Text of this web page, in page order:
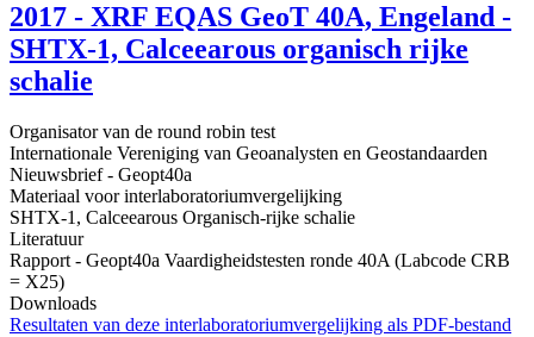
2017 - XRF EQAS GeoT 40A, Engeland -
SHTX-1, Calceearous organisch rijke
schalie
Organisator van de round robin test
Internationale Vereniging van Geoanalysten en Geostandaarden
Nieuwsbrief - Geopt40a
Materiaal voor interlaboratoriumvergelijking
SHTX-1, Calceearous Organisch-rijke schalie
Literatuur
Rapport - Geopt40a Vaardigheidstesten ronde 40A (Labcode CRB
= X25)
Downloads
Resultaten van deze interlaboratoriumvergelijking als PDF-bestand